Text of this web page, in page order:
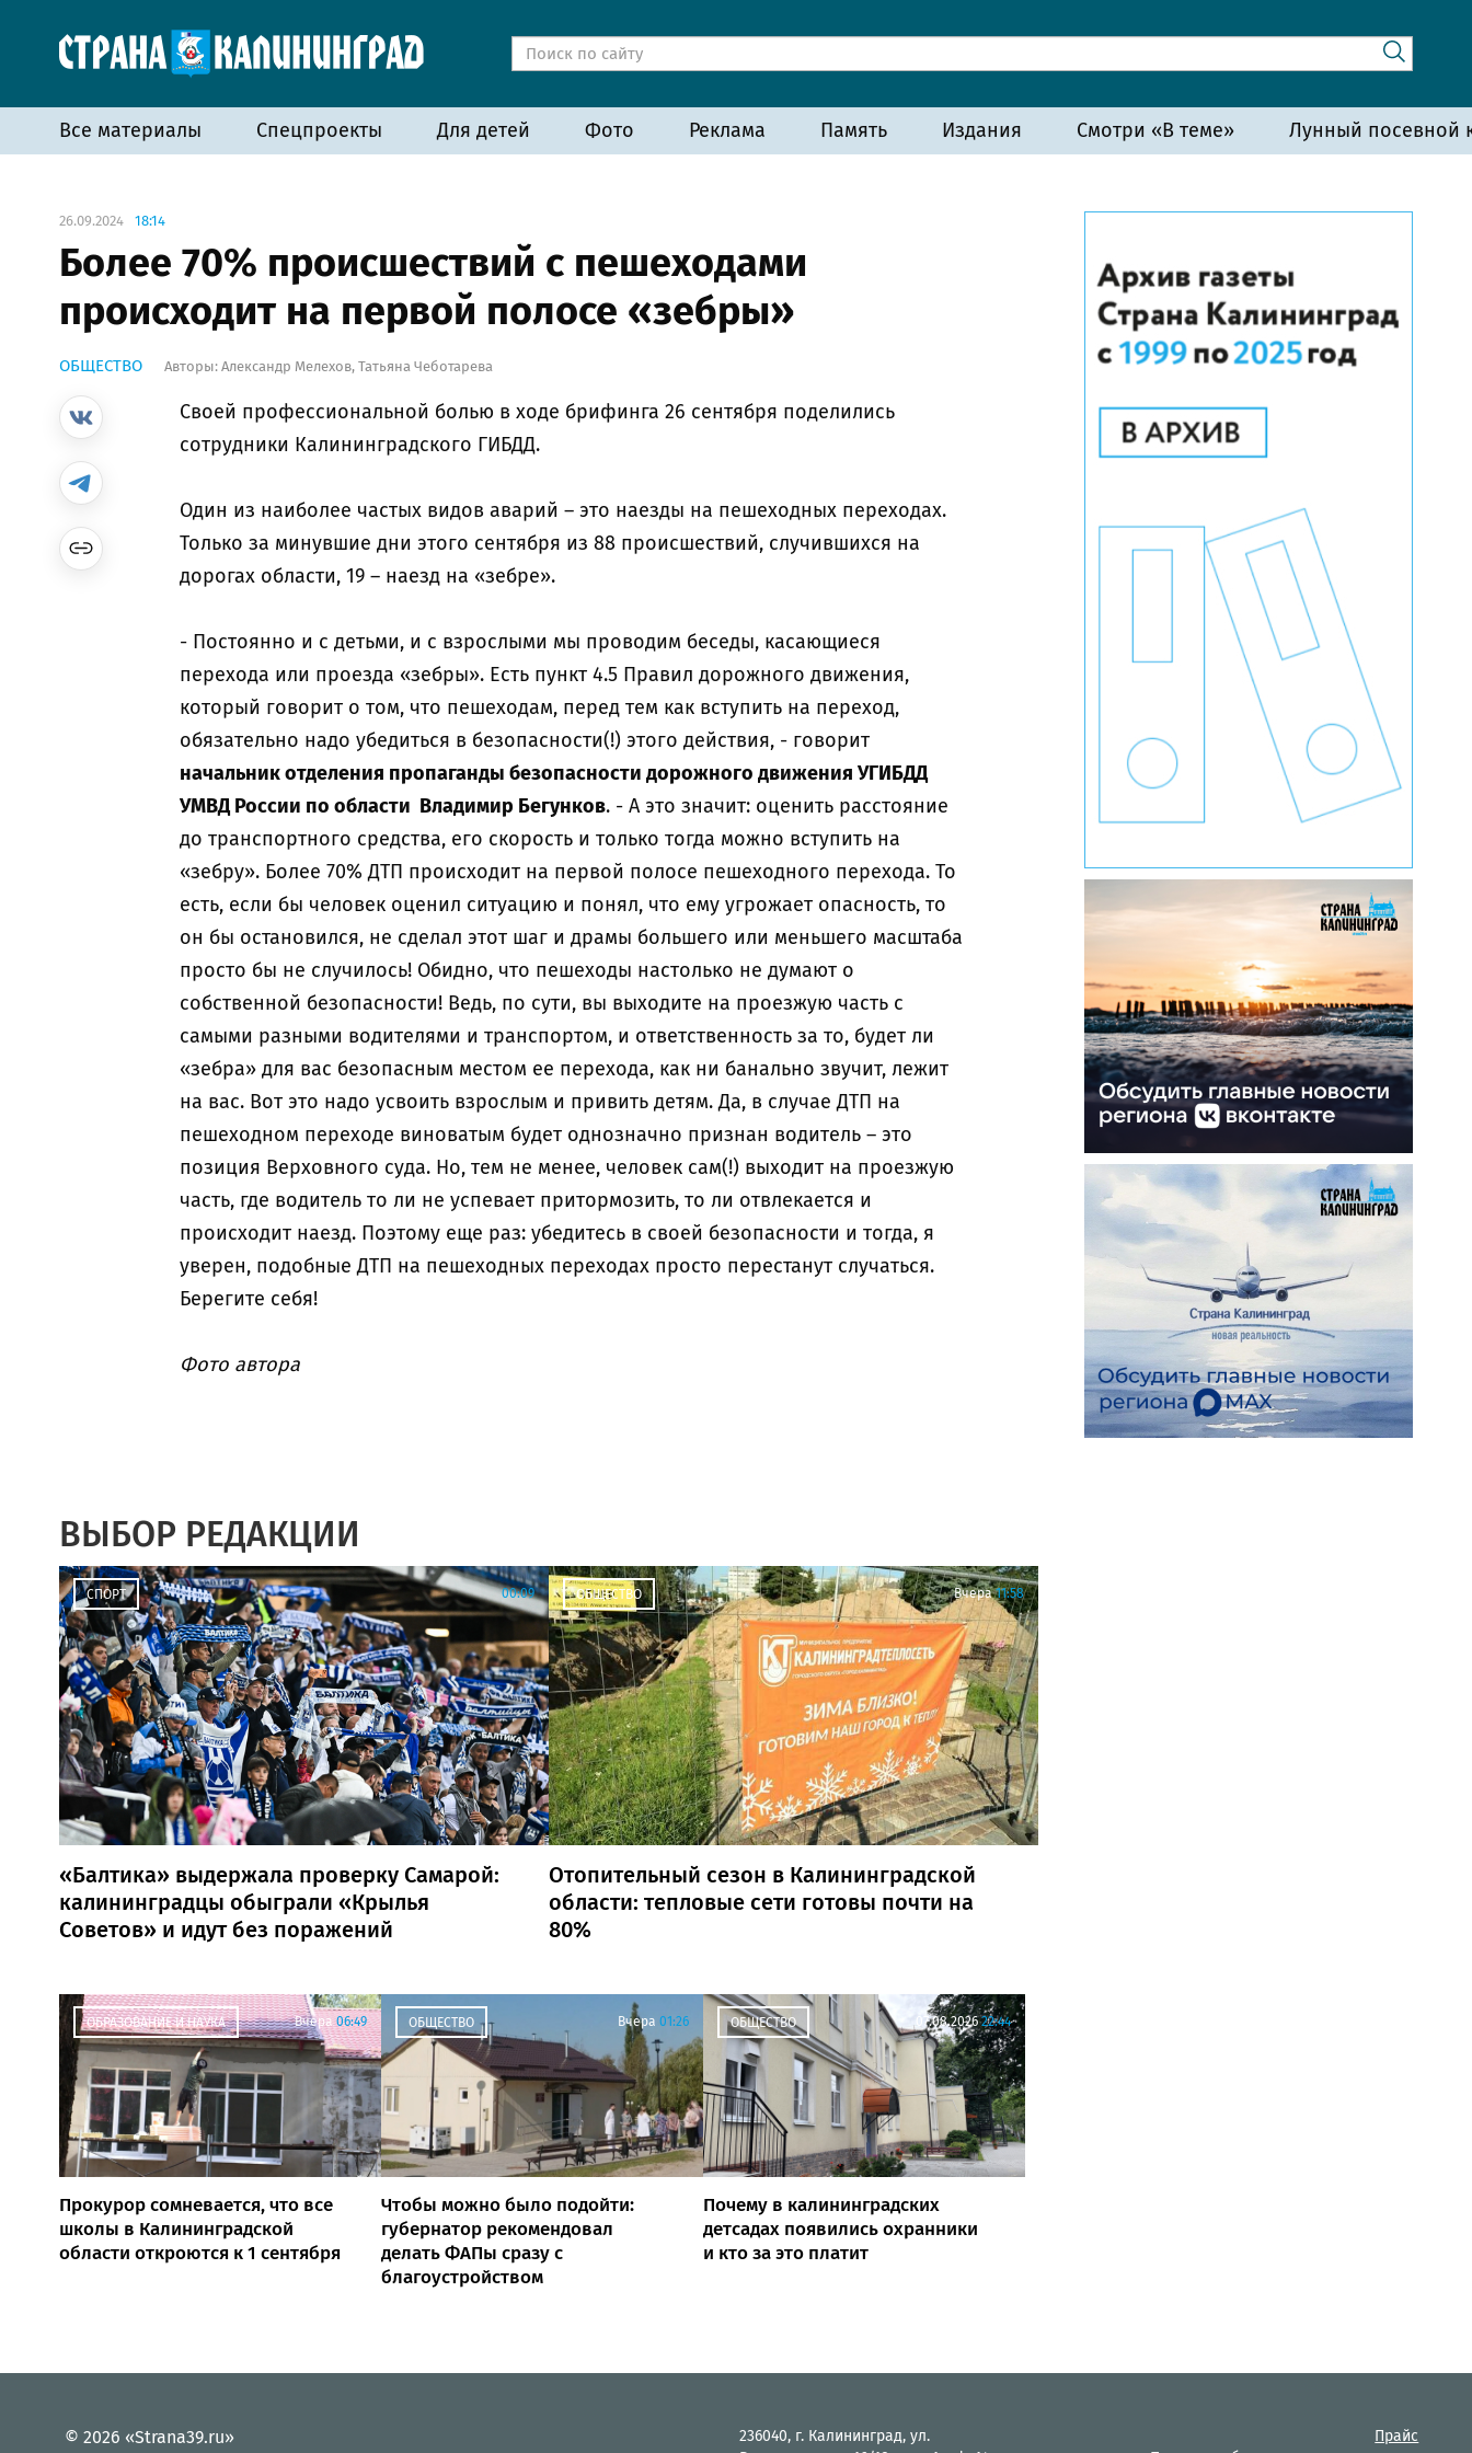
Все материалы Спецпроекты Для детей Фото Реклама Память Издания Смотри «В теме» Лунный посевной
26.09.2024 18:14
Более 70% происшествий с пешеходами
происходит на первой полосе «зебры»
ОБЩЕСТВО Авторы: Александр Мелехов, Татьяна Чеботарева
Своей профессиональной болью в ходе брифинга 26 сентября поделились
сотрудники Калининградского ГИБДД.
Один из наиболее частых видов аварий – это наезды на пешеходных переходах.
Только за минувшие дни этого сентября из 88 происшествий, случившихся на
дорогах области, 19 – наезд на «зебре».
- Постоянно и с детьми, и с взрослыми мы проводим беседы, касающиеся
перехода или проезда «зебры». Есть пункт 4.5 Правил дорожного движения,
который говорит о том, что пешеходам, перед тем как вступить на переход,
обязательно надо убедиться в безопасности(!) этого действия, - говорит
начальник отделения пропаганды безопасности дорожного движения УГИБДД
УМВД России по области Владимир Бегунков. - А это значит: оценить расстояние
до транспортного средства, его скорость и только тогда можно вступить на
«зебру». Более 70% ДТП происходит на первой полосе пешеходного перехода. То
есть, если бы человек оценил ситуацию и понял, что ему угрожает опасность, то
он бы остановился, не сделал этот шаг и драмы большего или меньшего масштаба
просто бы не случилось! Обидно, что пешеходы настолько не думают о
собственной безопасности! Ведь, по сути, вы выходите на проезжую часть с
самыми разными водителями и транспортом, и ответственность за то, будет ли
«зебра» для вас безопасным местом ее перехода, как ни банально звучит, лежит
на вас. Вот это надо усвоить взрослым и привить детям. Да, в случае ДТП на
пешеходном переходе виноватым будет однозначно признан водитель – это
позиция Верховного суда. Но, тем не менее, человек сам(!) выходит на проезжую
часть, где водитель то ли не успевает притормозить, то ли отвлекается и
происходит наезд. Поэтому еще раз: убедитесь в своей безопасности и тогда, я
уверен, подобные ДТП на пешеходных переходах просто перестанут случаться.
Берегите себя!
Фото автора
ВЫБОР РЕДАКЦИИ
СПОРТ 00:09
«Балтика» выдержала проверку Самарой:
калининградцы обыграли «Крылья
Советов» и идут без поражений
ОБЩЕСТВО Вчера 11:58
Отопительный сезон в Калининградской
области: тепловые сети готовы почти на
80%
ОБРАЗОВАНИЕ И НАУКА Вчера 06:49
Прокурор сомневается, что все
школы в Калининградской
области откроются к 1 сентября
ОБЩЕСТВО Вчера 01:26
Чтобы можно было подойти:
губернатор рекомендовал
делать ФАПы сразу с
благоустройством
ОБЩЕСТВО 07.08.2026 22:44
Почему в калининградских
детсадах появились охранники
и кто за это платит
© 2026 «Strana39.ru»
236040, г. Калининград, ул.
Прайс